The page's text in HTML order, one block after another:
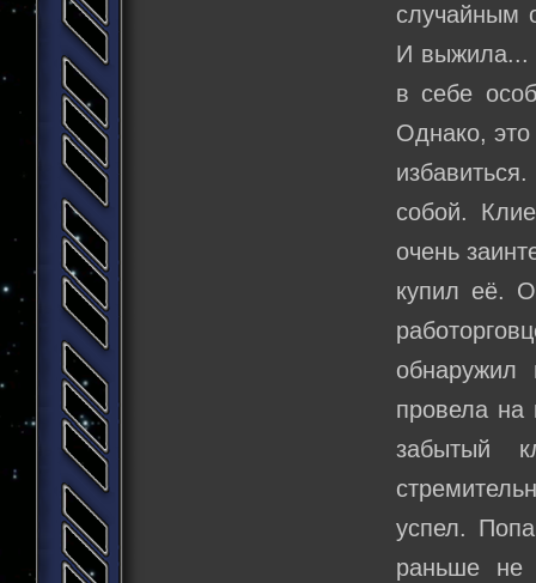
случайным
И выжила...
в себе
Однако,
собой.
очень
купил её.
провела на
забытый
успел.
раньше не